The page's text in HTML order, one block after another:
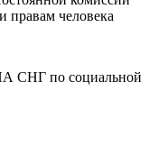
человека
СНГ по социальной